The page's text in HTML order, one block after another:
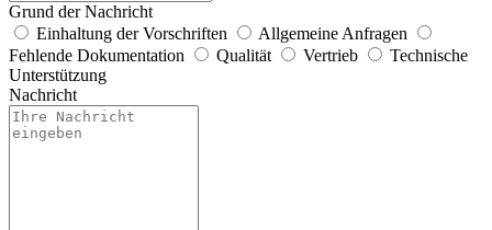
Grund der Nachricht
Einhaltung der Vorschriften
Allgemeine Anfragen
Fehlende Dokumentation
Qualität Vertrieb
Technische
Unterstützung
Nachricht